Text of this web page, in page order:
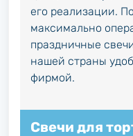
его реализации.
максимально
праздничные
нашей страны
фирмой.
Свечи для